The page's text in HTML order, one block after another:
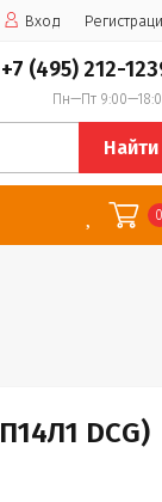
Вход
+7 (495) 212-
Пн—Пт
Найти
DCG)